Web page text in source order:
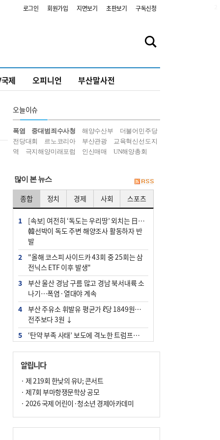
로그인 회원가입 지면보기 초판보기 구독신청
제 오피니언 부산말사전
오늘이슈
폭염 중대범죄수사청 해양수산부
더불어민주당
전당대회
르노코리아 부산관광
교육혁신선도지
역
극지해양미래포럼 인신매매 UN해양총회
많이 본 뉴스
종합 정치 경제 사회 스포츠
1
[속보] 여전히 ‘독도는 우리땅’ 외치는 日…
韓선박이 독도 주변 해양조사 활동하자 반
발
2
"올해 코스피 사이드카 43회 중 25회는 삼
전닉스 ETF 이후 발생"
3
부산 울산 경남 구름 많고 경남 북서내륙 소
나기…폭염·열대야 계속
4
부산 주유소 휘발유 평균가 ℓ당 1849원…
전주보다 3원 ↓
5
‘탄약 부족 사태’ 보도에 격노한 트럼프…
6
부산 앞바다에 기름 425ℓ 유출한 러시아 화
물선 적발
[2026 부산청소년극지체험탐험대 현장르
포] 2회 : 하늘에서 만난 얼음의 나라
알립니다
· 제 219회 한낮의 유U; 콘서트
· 제7회 부마항쟁문학상 공모
· 2026 국제 어린이·청소년 경제아카데미